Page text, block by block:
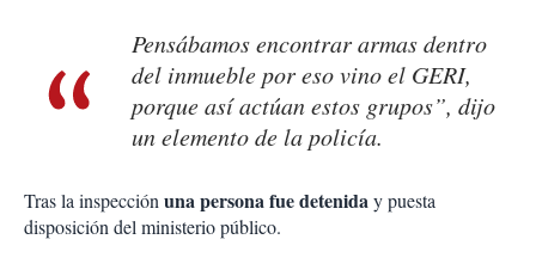
Pensábamos encontrar armas dentro
del inmueble por eso vino el GERI,
porque así actúan estos grupos”, dijo
un elemento de la policía.
Tras la inspecciónuna persona fue deteniday puesta
disposición del ministerio público.